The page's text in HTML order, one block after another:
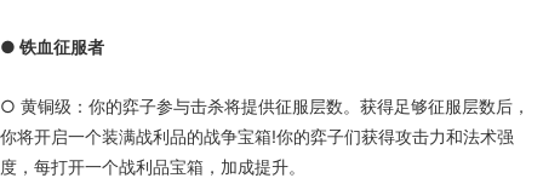
● 铁血征服者
○ 黄铜级：你的弈子参与击杀将提供征服层数。获得足够征服层数后，
你将开启一个装满战利品的战争宝箱!你的弈子们获得攻击力和法术强
度，每打开一个战利品宝箱，加成提升。